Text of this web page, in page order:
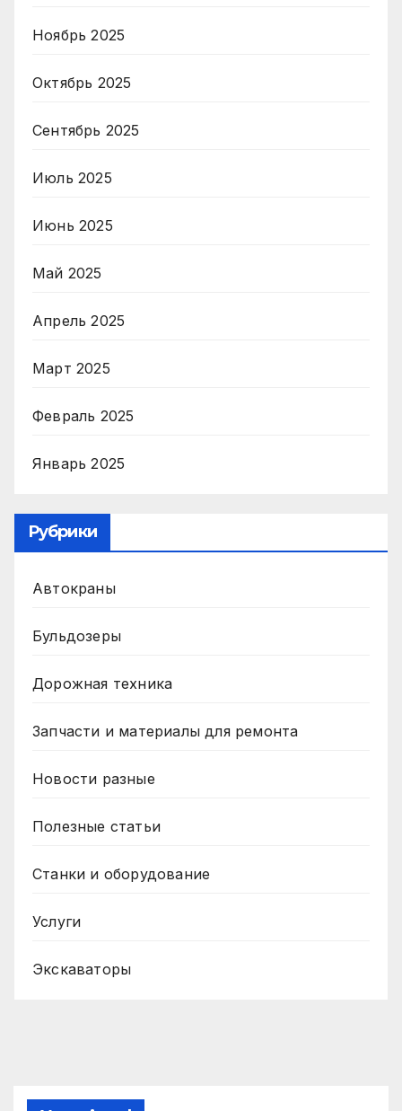
Ноябрь 2025
Октябрь 2025
Сентябрь 2025
Июль 2025
Июнь 2025
Май 2025
Апрель 2025
Март 2025
Февраль 2025
Январь 2025
Рубрики
Автокраны
Бульдозеры
Дорожная техника
Запчасти и материалы для ремонта
Новости разные
Полезные статьи
Станки и оборудование
Услуги
Экскаваторы